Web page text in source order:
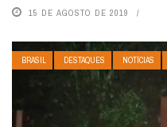
15 DE AGOSTO DE 2019
BRASIL DESTAQUES NOTÍCIAS